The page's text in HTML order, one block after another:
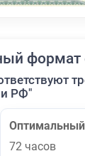
формат
РФ"
Оптимальный
72 часов